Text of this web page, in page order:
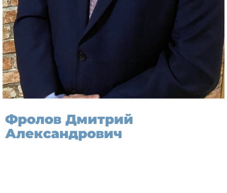
Фролов Дмитрий
Александрович